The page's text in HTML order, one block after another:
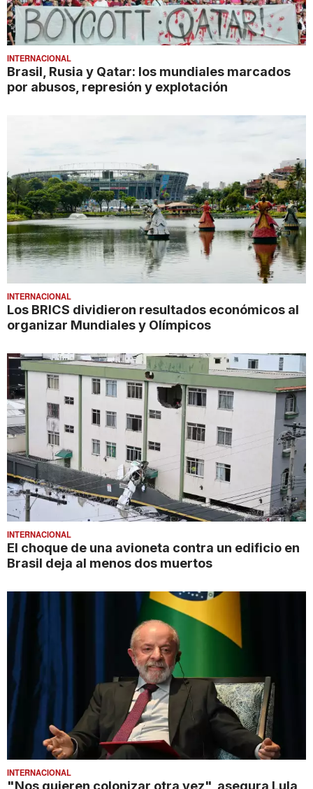
INTERNACIONAL
Brasil, Rusia y Qatar: los mundiales marcados
por abusos, represión y explotación
INTERNACIONAL
Los BRICS dividieron resultados económicos al
organizar Mundiales y Olímpicos
INTERNACIONAL
El choque de una avioneta contra un edificio en
Brasil deja al menos dos muertos
INTERNACIONAL
"Nos quieren colonizar otra vez", asegura Lula